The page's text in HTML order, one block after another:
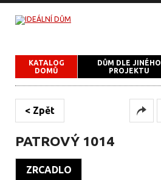
KATALOG
DOMŮ
DŮM DLE JINÉHO
PROJEKTU
< Zpět
PATROVÝ 1014
ZRCADLO